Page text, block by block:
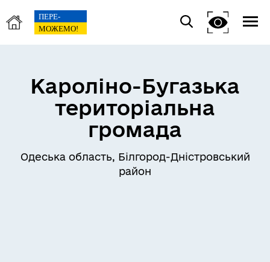
Кароліно-Бугазька
територіальна
громада
Одеська область, Білгород-Дністровський
район